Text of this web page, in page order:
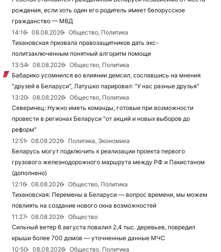
рождения, если хоть один его родитель имеет белорусское
гражданство — МВД
14:16
08.08.2026
Общество, Политика
Тихановская призвала правозащитников дать экс-
политзаключенным понятный алгоритм помощи
13:54
08.08.2026
Общество, Политика
Бабарико усомнился во влиянии демсил, сославшись на мнения
"друзей в Беларуси", Латушко парировал: "У нас разные друзья"
13:20
08.08.2026
Общество, Политика
Северинец: Нужно иметь команды, готовые при возможности
провести в регионах Беларуси "от акций и новых выборов до
реформ"
12:51
08.08.2026
Политика, Экономика
Беларусь могут подключить к реализации проекта первого
грузового железнодорожного маршрута между РФ и Пакистаном
(дополнено)
12:16
08.08.2026
Общество, Политика
Тихановская: Перемены в Беларуси — вопрос времени, мы можем
повлиять на создание нового окна возможностей
11:27
08.08.2026
Общество
Сильный ветер 6 августа повалил 2,4 тыс. деревьев, повредил
крыши более 700 домов — уточненные данные МЧС
10:50
08.08.2026
Общество, Политика